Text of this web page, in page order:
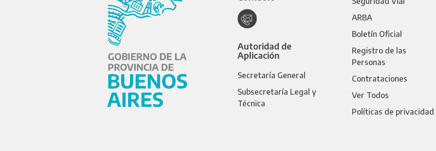
Autoridad de
Aplicación
Secretaría General
Subsecretaría Legal y
Técnica
ARBA
Boletín Oficial
Registro de las
Personas
Contrataciones
Ver Todos
Políticas de privacidad